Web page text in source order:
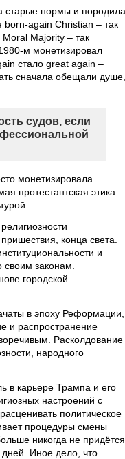
старые нормы и породила
again Christian – так
Majority – так
м монетизировал
стало great again –
сначала обещали душе,
судов, если
монетизировала
протестантская этика
конца света.
и
законам.
городской
в эпоху Реформации,
и распространение
Расколдование
народного
в карьере Трампа и его
настроений с
политическое
процедуры смены
никогда не придётся
дней. Иное дело, что